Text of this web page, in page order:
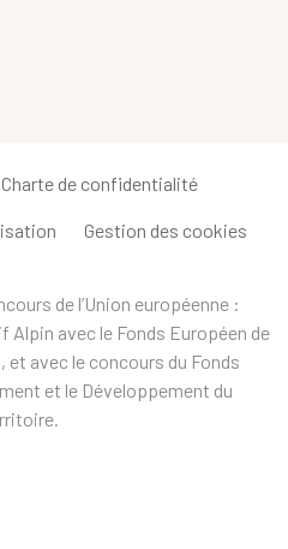
Charte de confidentialité
Gestion des cookies
de l’Union européenne :
Alpin avec le Fonds Européen de
et avec le concours du Fonds
et le Développement du